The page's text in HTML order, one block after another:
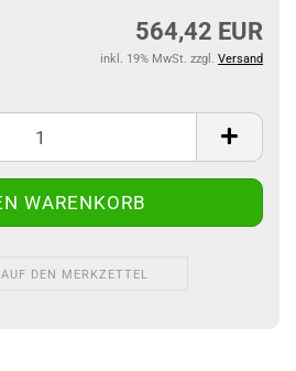
564,42 EUR
inkl. 19% MwSt. zzgl. Versand
AUF DEN MERKZETTEL